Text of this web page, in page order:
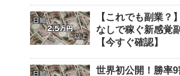
【これでも副業？
なしで稼ぐ新感覚
【今すぐ確認】
世界初公開！勝率